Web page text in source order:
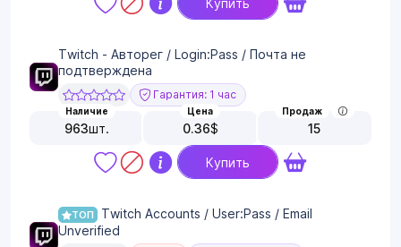
Twitch - Авторег / Login:Pass / Почта не
подтверждена
Гарантия: 1 час
Наличие
963шт.
Цена
0.36$
Продаж
15
Купить
ТОП
Twitch Accounts / User:Pass / Email
Unverified